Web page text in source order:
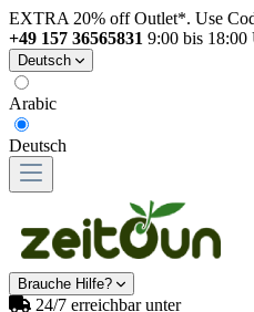
EXTRA 20% off Outlet*. Use
+49 157 36565831 9:00 bis 18:00
Deutsch
Arabic
Deutsch
Brauche Hilfe?
24/7 erreichbar unter